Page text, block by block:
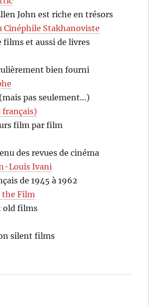
John est riche en trésors
Cinéphile Stakhanoviste
films et aussi de livres
bien fourni
pas seulement…)
français)
film par film
des revues de cinéma
Louis Ivani
de 1945 à 1962
the Film
old films
silent films